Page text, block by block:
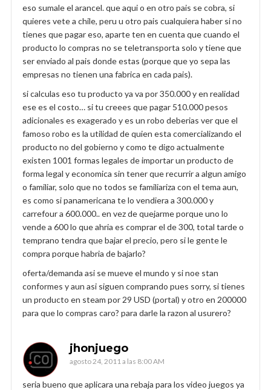
eso sumale el arancel. que aqui o en otro pais se cobra, si
quieres vete a chile, peru u otro pais cualquiera haber si no
tienes que pagar eso, aparte ten en cuenta que cuando el
producto lo compras no se teletransporta solo y tiene que
ser enviado al pais donde estas (porque que yo sepa las
empresas no tienen una fabrica en cada pais).
si calculas eso tu producto ya va por 350.000 y en realidad
ese es el costo… si tu creees que pagar 510.000 pesos
adicionales es exagerado y es un robo deberias ver que el
famoso robo es la utilidad de quien esta comercializando el
producto no del gobierno y como te digo actualmente
existen 1001 formas legales de importar un producto de
forma legal y economica sin tener que recurrir a algun amigo
o familiar, solo que no todos se familiariza con el tema aun,
es como si panamericana te lo vendiera a 300.000 y
carrefour a 600.000.. en vez de quejarme porque uno lo
vende a 600 lo que ahria es comprar el de 300, total tarde o
temprano tendra que bajar el precio, pero si le gente le
compra porque habria de bajarlo?
oferta/demanda asi se mueve el mundo y si noe stan
conformes y aun asi siguen comprando pues sorry, si tienes
un producto en steam por 29 USD (portal) y otro en 200000
para que lo compras caro? para darle la razon al usurero?
jhonjuego
agosto 24, 2011 a las 8:00 AM
seria bueno que aplicara una rebaja para los video juegos ya